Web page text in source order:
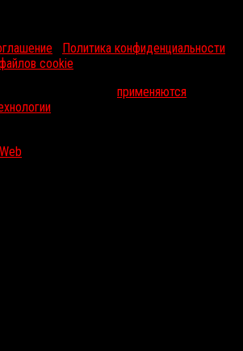
Политика конфиденциальности
cookie
применяются